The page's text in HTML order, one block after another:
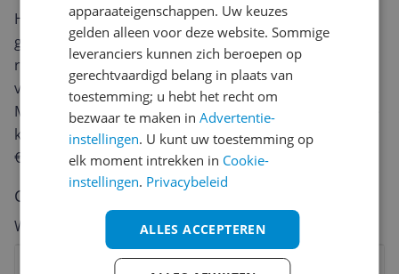
Heb jij dit product in bezit en wil je graag je mening
geven? Start dan hieronder met het schrijven van je
review. Afhankelijk van de details duurt het schrijven
van een review gemiddeld tussen de 3 en 10 minuten.
Met jouw mening help je andere bezoekers een betere
keuze te maken én maak je iedere maand kans op
€250,-!
Klik hier voor de actievoorwaarden.
Cijfer
Welk cijfer geef jij dit product?
8
7
6
5
4
apparaateigenschappen. Uw keuzes
gelden alleen voor deze website. Sommige
leveranciers kunnen zich beroepen op
gerechtvaardigd belang in plaats van
toestemming; u hebt het recht om
bezwaar te maken inAdvertentie-
instellingen. U kunt uw toestemming op
elk moment intrekken in Cookie-
instellingen. Privacybeleid
ALLES ACCEPTEREN